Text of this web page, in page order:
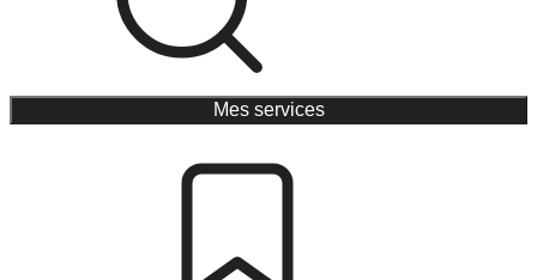
Mes services